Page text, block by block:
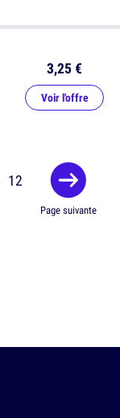
3,25 €
Voir l'offre
12
Page suivante